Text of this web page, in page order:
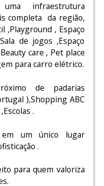
infraestrutura
completa da região,
,Playground , Espaço
de jogos ,Espaço
care , Pet place
para carro elétrico.
de padarias
),Shopping ABC
.
um único lugar
.
para quem valoriza